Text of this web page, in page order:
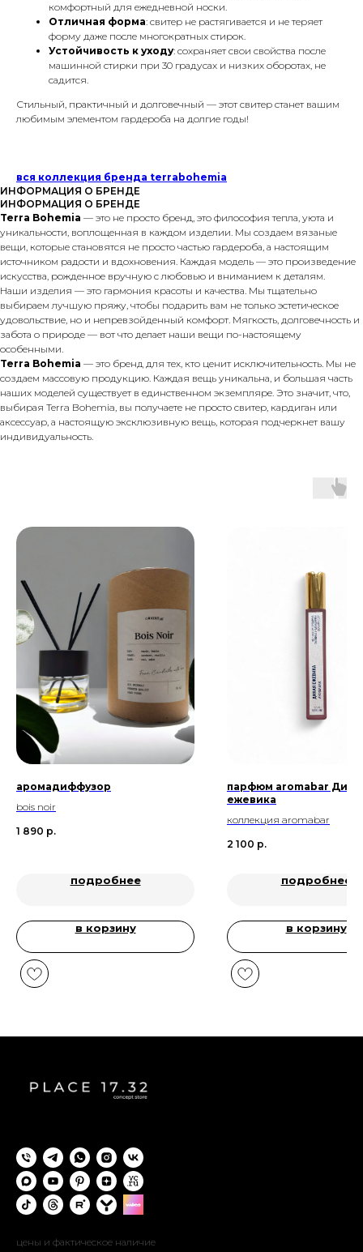
комфортный для ежедневной носки.
Отличная форма: свитер не растягивается и не теряет
форму даже после многократных стирок.
Устойчивость к уходу: сохраняет свои свойства после
машинной стирки при 30 градусах и низких оборотах, не
садится.
Стильный, практичный и долговечный — этот свитер станет вашим
любимым элементом гардероба на долгие годы!
вся коллекция бренда terrabohemia
ИНФОРМАЦИЯ О БРЕНДЕ
ИНФОРМАЦИЯ О БРЕНДЕ
Terra Bohemia — это не просто бренд, это философия тепла, уюта и
уникальности, воплощенная в каждом изделии. Мы создаем вязаные
вещи, которые становятся не просто частью гардероба, а настоящим
источником радости и вдохновения. Каждая модель — это произведение
искусства, рожденное вручную с любовью и вниманием к деталям.
Наши изделия — это гармония красоты и качества. Мы тщательно
выбираем лучшую пряжу, чтобы подарить вам не только эстетическое
удовольствие, но и непревзойденный комфорт. Мягкость, долговечность и
забота о природе — вот что делает наши вещи по-настоящему
особенными.
Terra Bohemia — это бренд для тех, кто ценит исключительность. Мы не
создаем массовую продукцию. Каждая вещь уникальна, и большая часть
наших моделей существует в единственном экземпляре. Это значит, что,
выбирая Terra Bohemia, вы получаете не просто свитер, кардиган или
аксессуар, а настоящую эксклюзивную вещь, которая подчеркнет вашу
индивидуальность.
аромадиффузор
bois noir
1 890 р.
подробнее
в корзину
парфюм aromabar
ежевика
коллекция aromabar
2 100 р.
подробнее
в корзину
цены и фактическое наличие